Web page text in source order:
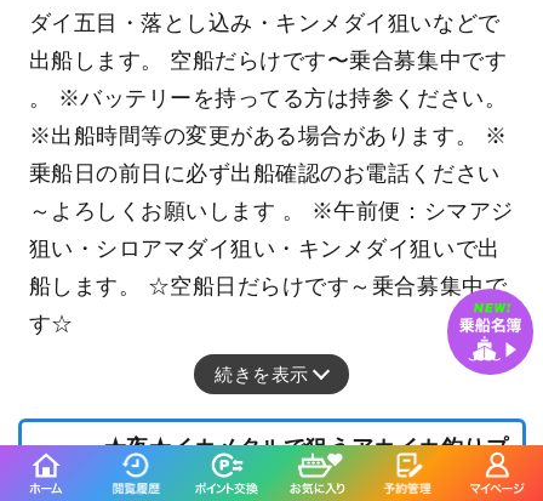
ダイ五目・落とし込み・キンメダイ狙いなどで
出船します。 空船だらけです〜乗合募集中です
。 ※バッテリーを持ってる方は持参ください。
※出船時間等の変更がある場合があります。 ※
乗船日の前日に必ず出船確認のお電話ください
～よろしくお願いします 。 ※午前便：シマアジ
狙い・シロアマダイ狙い・キンメダイ狙いで出
船します。 ☆空船日だらけです～乗合募集中で
す☆
続きを表示
★夜★イカメタルで狙うアカイカ釣りプ
ラン